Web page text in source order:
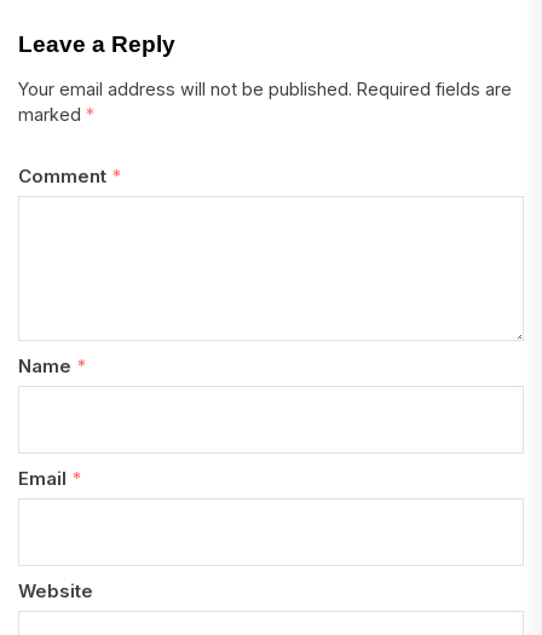
Leave a Reply
Your email address will not be published. Required fields are
marked *
Comment *
Name *
Email *
Website